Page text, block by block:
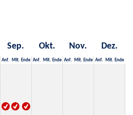
Sep. Okt. Nov. Dez.
Anf. Mit. Ende Anf. Mit. Ende Anf. Mit. Ende Anf. Mit. Ende